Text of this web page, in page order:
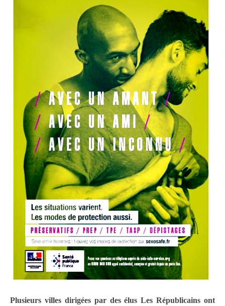
Plusieurs villes dirigées par des élus Les Républicains ont